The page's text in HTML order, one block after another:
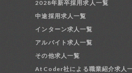
2028年新卒採用求人一覧
中途採用求人一覧
インターン求人一覧
アルバイト求人一覧
その他求人一覧
AtCoder社による職業紹介求人